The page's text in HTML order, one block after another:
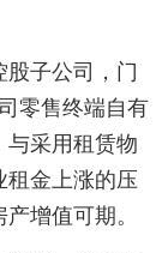
子公司，门
零售终端自有
与采用租赁物
租金上涨的压
增值可期。